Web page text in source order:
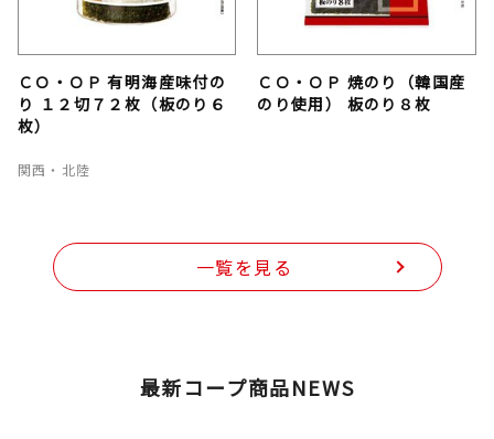
ＣＯ・ＯＰ 有明海産味付の
り １２切７２枚（板のり６
枚）
関西・北陸
ＣＯ・ＯＰ 焼のり（韓国産
のり使用） 板のり８枚
一覧を見る
最新コープ商品NEWS